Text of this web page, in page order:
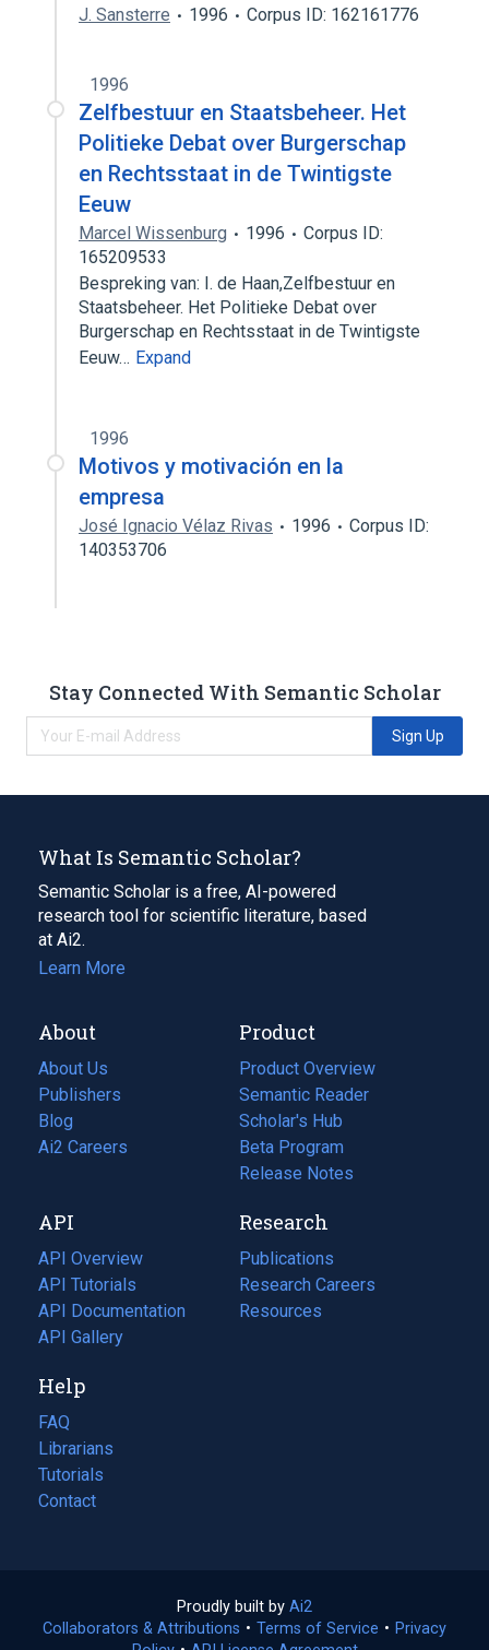
J. Sansterre 1996 Corpus ID: 162161776
1996
Zelfbestuur en Staatsbeheer. Het
Politieke Debat over Burgerschap
en Rechtsstaat in de Twintigste
Eeuw
Marcel Wissenburg 1996
Corpus ID:
165209533
Bespreking van: I. de Haan,Zelfbestuur en
Staatsbeheer. Het Politieke Debat over
Burgerschap en Rechtsstaat in de Twintigste
Eeuw… Expand
1996
Motivos y motivación en la
empresa
José Ignacio Vélaz Rivas 1996
Corpus ID:
140353706
Stay Connected With Semantic Scholar
Sign Up
What Is Semantic Scholar?
Semantic Scholar is a free, AI-powered
research tool for scientific literature, based
at Ai2.
Learn More
About
About Us
Publishers
Blog
(opens
in
tab)
Ai2 Careers
(opens
new
tab)
Product
Product Overview
Semantic Reader
Scholar's Hub
Beta Program
Release Notes
API
API Overview
API Tutorials
API Documentation
(opens
in
new
tab)
API Gallery
Research
Publications
(opens
in
a
Research Careers
(opens
in
Resources
(opens
Help
FAQ
Librarians
Tutorials
Contact
Proudly built by Ai2
in
Collaborators & Attributions • Terms of Service (opens
• Privacy